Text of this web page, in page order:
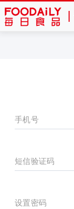
手机号
短信验证码
设置密码